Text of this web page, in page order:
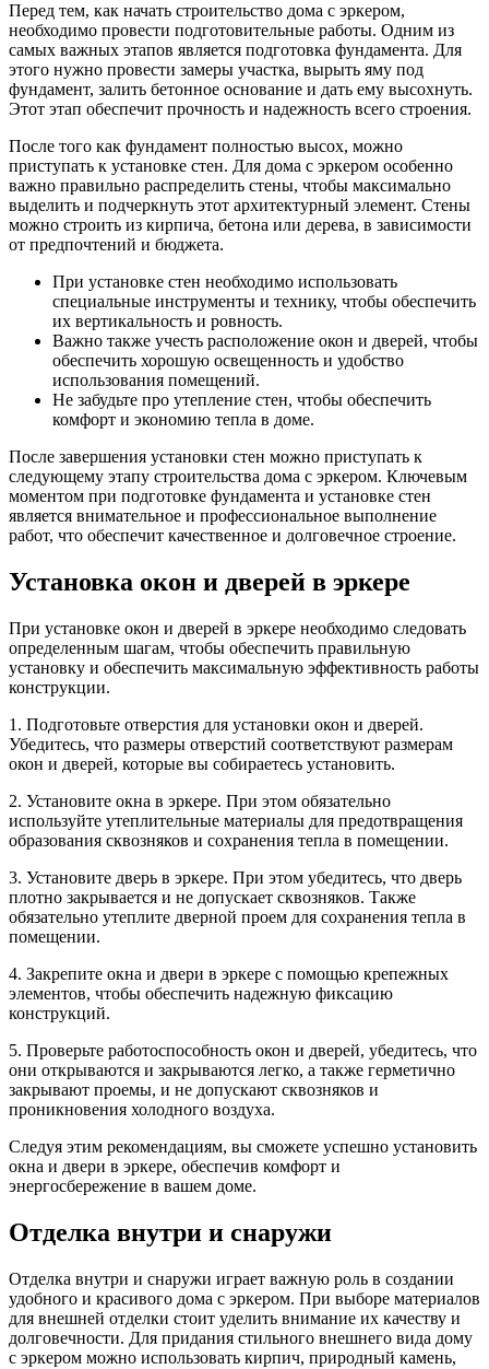
Перед тем, как начать строительство дома с эркером,
необходимо провести подготовительные работы. Одним из
самых важных этапов является подготовка фундамента. Для
этого нужно провести замеры участка, вырыть яму под
фундамент, залить бетонное основание и дать ему высохнуть.
Этот этап обеспечит прочность и надежность всего строения.
После того как фундамент полностью высох, можно
приступать к установке стен. Для дома с эркером особенно
важно правильно распределить стены, чтобы максимально
выделить и подчеркнуть этот архитектурный элемент. Стены
можно строить из кирпича, бетона или дерева, в зависимости
от предпочтений и бюджета.
При установке стен необходимо использовать
специальные инструменты и технику, чтобы обеспечить
их вертикальность и ровность.
Важно также учесть расположение окон и дверей, чтобы
обеспечить хорошую освещенность и удобство
использования помещений.
Не забудьте про утепление стен, чтобы обеспечить
комфорт и экономию тепла в доме.
После завершения установки стен можно приступать к
следующему этапу строительства дома с эркером. Ключевым
моментом при подготовке фундамента и установке стен
является внимательное и профессиональное выполнение
работ, что обеспечит качественное и долговечное строение.
Установка окон и дверей в эркере
При установке окон и дверей в эркере необходимо следовать
определенным шагам, чтобы обеспечить правильную
установку и обеспечить максимальную эффективность работы
конструкции.
1. Подготовьте отверстия для установки окон и дверей.
Убедитесь, что размеры отверстий соответствуют размерам
окон и дверей, которые вы собираетесь установить.
2. Установите окна в эркере. При этом обязательно
используйте утеплительные материалы для предотвращения
образования сквозняков и сохранения тепла в помещении.
3. Установите дверь в эркере. При этом убедитесь, что дверь
плотно закрывается и не допускает сквозняков. Также
обязательно утеплите дверной проем для сохранения тепла в
помещении.
4. Закрепите окна и двери в эркере с помощью крепежных
элементов, чтобы обеспечить надежную фиксацию
конструкций.
5. Проверьте работоспособность окон и дверей, убедитесь, что
они открываются и закрываются легко, а также герметично
закрывают проемы, и не допускают сквозняков и
проникновения холодного воздуха.
Следуя этим рекомендациям, вы сможете успешно установить
окна и двери в эркере, обеспечив комфорт и
энергосбережение в вашем доме.
Отделка внутри и снаружи
Отделка внутри и снаружи играет важную роль в создании
удобного и красивого дома с эркером. При выборе материалов
для внешней отделки стоит уделить внимание их качеству и
долговечности. Для придания стильного внешнего вида дому
с эркером можно использовать кирпич, природный камень,